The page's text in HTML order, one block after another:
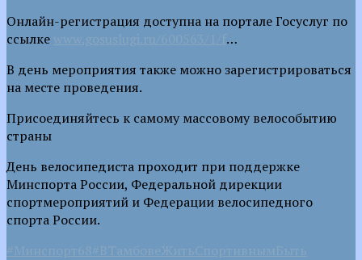
Онлайн-регистрация доступна на портале Госуслуг по
ссылке www.gosuslugi.ru/600563/1/f…
В день мероприятия также можно зарегистрироваться
на месте проведения.
Присоединяйтесь к самому массовому велособытию
страны
День велосипедиста проходит при поддержке
Минспорта России, Федеральной дирекции
спортмероприятий и Федерации велосипедного
спорта России.
#Минспорт68 #ВТамбовеЖитьСпортивнымБыть